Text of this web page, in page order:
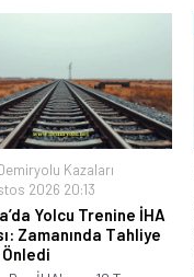
Kazaları
2026 20:13
Yolcu Trenine İHA
Zamanında Tahliye
Önledi